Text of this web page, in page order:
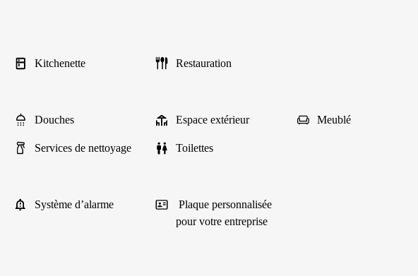
Kitchenette Restauration
Douches Espace extérieur Meublé
Services de nettoyage Toilettes
Système d’alarme
Plaque personnalisée
pour votre entreprise